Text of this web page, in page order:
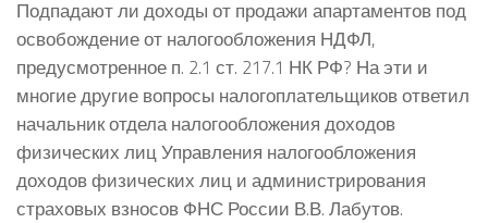
Подпадают ли доходы от продажи апартаментов под
освобождение от налогообложения НДФЛ,
предусмотренное п. 2.1 ст. 217.1 НК РФ? На эти и
многие другие вопросы налогоплательщиков ответил
начальник отдела налогообложения доходов
физических лиц Управления налогообложения
доходов физических лиц и администрирования
страховых взносов ФНС России В.В. Лабутов.